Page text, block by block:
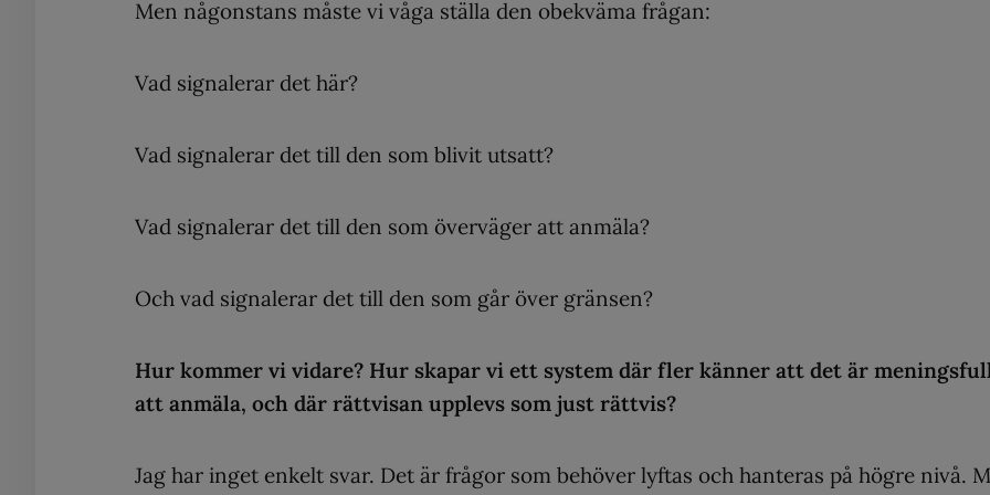
Men någonstans måste vi våga ställa den obekväma frågan:
Vad signalerar det här?
Vad signalerar det till den som blivit utsatt?
Vad signalerar det till den som överväger att anmäla?
Och vad signalerar det till den som går över gränsen?
Hur kommer vi vidare? Hur skapar vi ett system där fler känner att det är
att anmäla, och där rättvisan upplevs som just rättvis?
Jag har inget enkelt svar. Det är frågor som behöver lyftas och hanteras på högre nivå.